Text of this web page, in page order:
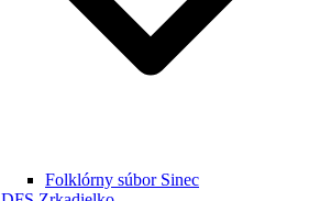
Folklórny súbor Sinec